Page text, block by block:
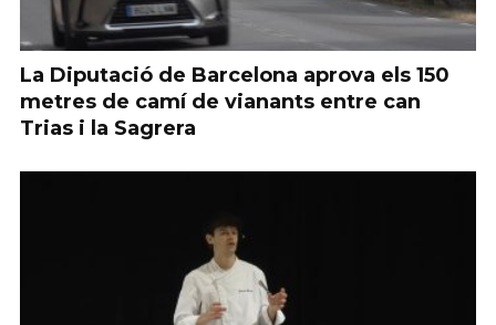
La Diputació de Barcelona aprova els 150
metres de camí de vianants entre can
Trias i la Sagrera